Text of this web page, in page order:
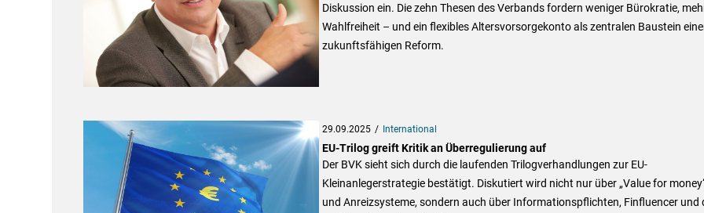
Diskussion ein. Die zehn Thesen des Verbands fordern weniger Bürokratie,
Wahlfreiheit – und ein flexibles Altersvorsorgekonto als zentralen Baustein
zukunftsfähigen Reform.
29.09.2025 International
EU-Trilog greift Kritik an Überregulierung auf
Der BVK sieht sich durch die laufenden Trilogverhandlungen zur EU-
Kleinanlegerstrategie bestätigt. Diskutiert wird nicht nur über „Value for
und Anreizsysteme, sondern auch über Informationspflichten, Finfluencer und